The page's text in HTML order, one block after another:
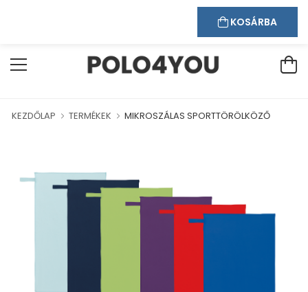
ÜDVÖZÖLJÜK WEBÁRUHÁZUNKBAN!
Bejelentkezés Regisztráció
KEZDŐLAP TERMÉKEK MIKROSZÁLAS SPORTTÖRÖLKÖZŐ
KOSÁRBA